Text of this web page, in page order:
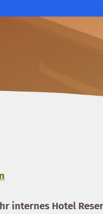
internes Hotel